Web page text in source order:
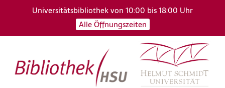
Universitätsbibliothek von 10:00 bis 18:00 Uhr
Alle Öffnungszeiten